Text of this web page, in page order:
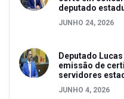
deputado
JUNHO 24, 2026
Deputado
emissão de
servidores
JUNHO 4, 2026